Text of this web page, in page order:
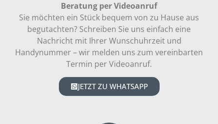
Beratung per Videoanruf
Sie möchten ein Stück bequem von zu Hause aus
begutachten? Schreiben Sie uns einfach eine
Nachricht mit Ihrer Wunschuhrzeit und
Handynummer – wir melden uns zum vereinbarten
Termin per Videoanruf.
JETZT ZU WHATSAPP